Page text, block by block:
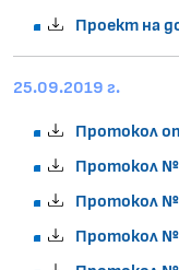
Проект на
25.09.2019 г.
Протокол
Протокол №
Протокол №
Протокол №